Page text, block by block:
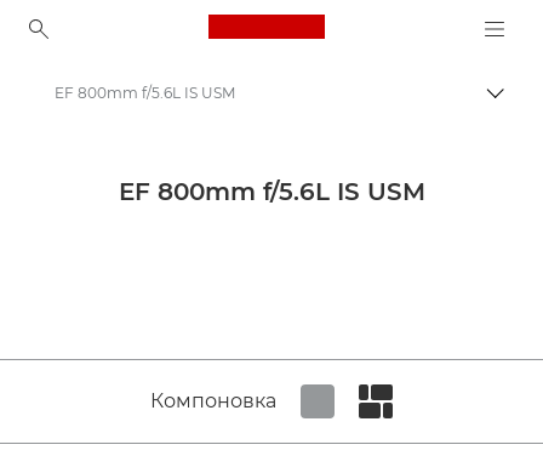
Canon Logo, back to
Объективы для камер Canon
EF 800mm f/5.6L IS USM
EF 800mm f/5.6L IS USM
Компоновка